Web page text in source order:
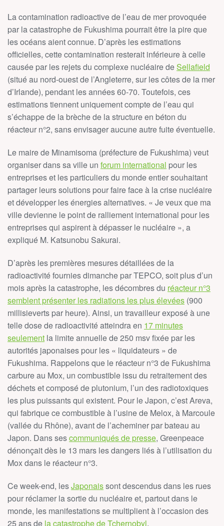
La contamination radioactive de l’eau de mer provoquée
par la catastrophe de Fukushima pourrait être la pire que
les océans aient connue. D’après les estimations
officielles, cette contamination resterait inférieure à celle
causée par les rejets du complexe nucléaire deSellafield
(situé au nord-ouest de l’Angleterre, sur les côtes de la mer
d’Irlande), pendant les années 60-70. Toutefois, ces
estimations tiennent uniquement compte de l’eau qui
s’échappe de la brèche de la structure en béton du
réacteur n°2, sans envisager aucune autre fuite éventuelle.
Le maire de Minamisoma (préfecture de Fukushima) veut
organiser dans sa ville un forum international pour les
entreprises et les particuliers du monde entier souhaitant
partager leurs solutions pour faire face à la crise nucléaire
et développer les énergies alternatives. « Je veux que ma
ville devienne le point de ralliement international pour les
entreprises qui aspirent à dépasser le nucléaire », a
expliqué M. Katsunobu Sakurai.
D’après les premières mesures détaillées de la
radioactivité fournies dimanche par TEPCO, soit plus d’un
mois après la catastrophe, les décombres du réacteur n°3
semblent présenter les radiations les plus élevées (900
millisieverts par heure). Ainsi, un travailleur exposé à une
telle dose de radioactivité atteindra en 17 minutes
seulement la limite annuelle de 250 msv fixée par les
autorités japonaises pour les « liquidateurs » de
Fukushima. Rappelons que le réacteur n°3 de Fukushima
carbure au Mox, un combustible issu du retraitement des
déchets et composé de plutonium, l’un des radiotoxiques
les plus puissants qui existent. Pour le Japon, c’est Areva,
qui fabrique ce combustible à l’usine de Melox, à Marcoule
(vallée du Rhône), avant de l’acheminer par bateau au
Japon. Dans sescommuniqués de presse, Greenpeace
dénonçait dès le 13 mars les dangers liés à l’utilisation du
Mox dans le réacteur n°3.
Ce week-end, lesJaponaissont descendus dans les rues
pour réclamer la sortie du nucléaire et, partout dans le
monde, les manifestations se multiplient à l’occasion des
25 ans de la catastrophe de Tchernobyl.